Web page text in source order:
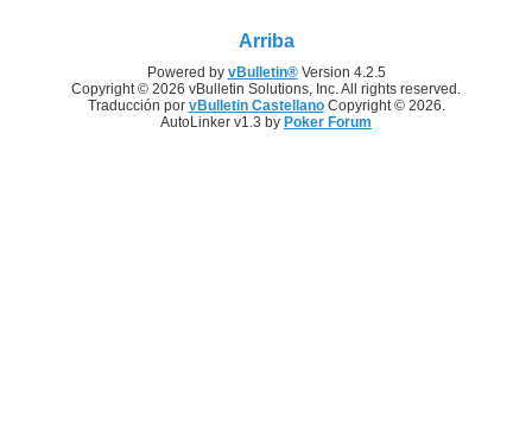
Arriba
Powered by vBulletin®Version 4.2.5
Copyright © 2026 vBulletin Solutions, Inc. All rights reserved.
Traducción por vBulletin CastellanoCopyright © 2026.
AutoLinker v1.3 by Poker Forum